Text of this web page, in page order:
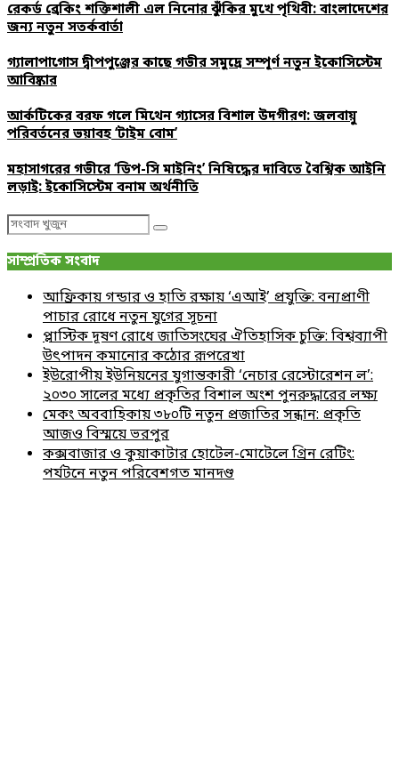
রেকর্ড ব্রেকিং শক্তিশালী এল নিনোর ঝুঁকির মুখে পৃথিবী: বাংলাদেশের
জন্য নতুন সতর্কবার্তা
গ্যালাপাগোস দ্বীপপুঞ্জের কাছে গভীর সমুদ্রে সম্পূর্ণ নতুন ইকোসিস্টেম
আবিষ্কার
আর্কটিকের বরফ গলে মিথেন গ্যাসের বিশাল উদগীরণ: জলবায়ু
পরিবর্তনের ভয়াবহ ‘টাইম বোম’
মহাসাগরের গভীরে ‘ডিপ-সি মাইনিং’ নিষিদ্ধের দাবিতে বৈশ্বিক আইনি
লড়াই: ইকোসিস্টেম বনাম অর্থনীতি
Search
Search
সাম্প্রতিক সংবাদ
আফ্রিকায় গন্ডার ও হাতি রক্ষায় ‘এআই’ প্রযুক্তি: বন্যপ্রাণী
পাচার রোধে নতুন যুগের সূচনা
প্লাস্টিক দূষণ রোধে জাতিসংঘের ঐতিহাসিক চুক্তি: বিশ্বব্যাপী
উৎপাদন কমানোর কঠোর রূপরেখা
ইউরোপীয় ইউনিয়নের যুগান্তকারী ‘নেচার রেস্টোরেশন ল’:
২০৩০ সালের মধ্যে প্রকৃতির বিশাল অংশ পুনরুদ্ধারের লক্ষ্য
মেকং অববাহিকায় ৩৮০টি নতুন প্রজাতির সন্ধান: প্রকৃতি
আজও বিস্ময়ে ভরপুর
কক্সবাজার ও কুয়াকাটার হোটেল-মোটেলে গ্রিন রেটিং:
পর্যটনে নতুন পরিবেশগত মানদণ্ড